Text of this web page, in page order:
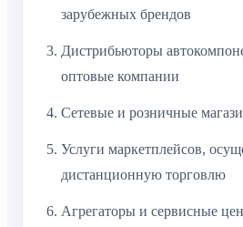
зарубежных брендов
Дистрибьюторы
оптовые компании
Сетевые и розничные
Услуги маркетплейсов,
дистанционную торговлю
Агрегаторы и сервисные